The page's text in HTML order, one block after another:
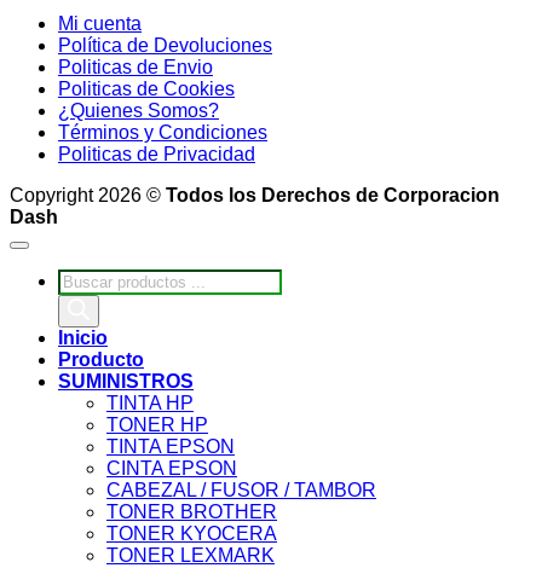
Mi cuenta
Política de Devoluciones
Politicas de Envio
Politicas de Cookies
¿Quienes Somos?
Términos y Condiciones
Politicas de Privacidad
Copyright 2026 © Todos los Derechos de Corporacion
Dash
Búsqueda
de
productos
Inicio
Producto
SUMINISTROS
TINTA HP
TONER HP
TINTA EPSON
CINTA EPSON
CABEZAL / FUSOR / TAMBOR
TONER BROTHER
TONER KYOCERA
TONER LEXMARK